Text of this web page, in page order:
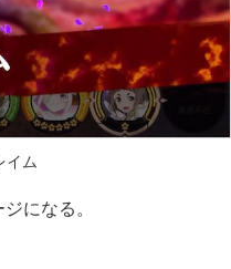
イム
になる。